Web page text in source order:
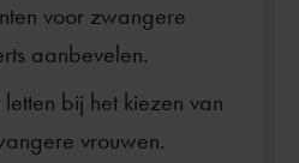
voor zwangere
aanbevelen.
bij het kiezen van
vrouwen.